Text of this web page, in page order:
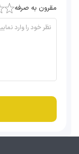
مقرون به صرفه